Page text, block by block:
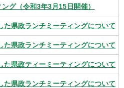
グ（令和3年3月15日開催）
た県政ランチミーティングについて
た県政ランチミーティングについて
た県政ティーミーティングについて
た県政ランチミーティングについて